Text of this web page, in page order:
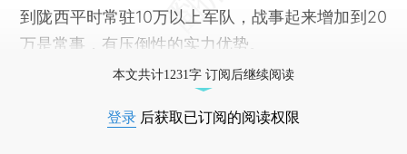
到陇西平时常驻10万以上军队，战事起来增加到20
万是常事，有压倒性的实力优势。
本文共计1231字 订阅后继续阅读
登录 后获取已订阅的阅读权限